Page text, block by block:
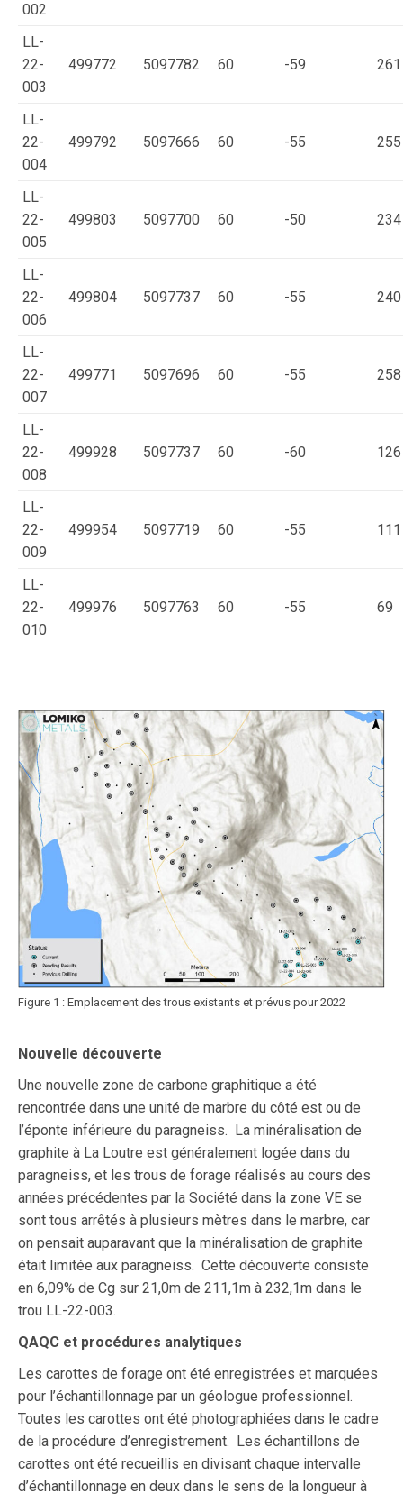
002
LL-
22-
003
499772 5097782 60 -59 261
LL-
22-
004
499792 5097666 60 -55 255
LL-
22-
005
499803 5097700 60 -50 234
LL-
22-
006
499804 5097737 60 -55 240
LL-
22-
007
499771 5097696 60 -55 258
LL-
22-
008
499928 5097737 60 -60 126
LL-
22-
009
499954 5097719 60 -55 111
LL-
22-
010
499976 5097763 60 -55 69
Figure 1 : Emplacement des trous existants et prévus pour 2022
Nouvelle découverte
Une nouvelle zone de carbone graphitique a été
rencontrée dans une unité de marbre du côté est ou de
l’éponte inférieure du paragneiss. La minéralisation de
graphite à La Loutre est généralement logée dans du
paragneiss, et les trous de forage réalisés au cours des
années précédentes par la Société dans la zone VE se
sont tous arrêtés à plusieurs mètres dans le marbre, car
on pensait auparavant que la minéralisation de graphite
était limitée aux paragneiss. Cette découverte consiste
en 6,09% de Cg sur 21,0m de 211,1m à 232,1m dans le
trou LL-22-003.
QAQC et procédures analytiques
Les carottes de forage ont été enregistrées et marquées
pour l’échantillonnage par un géologue professionnel.
Toutes les carottes ont été photographiées dans le cadre
de la procédure d’enregistrement. Les échantillons de
carottes ont été recueillis en divisant chaque intervalle
d’échantillonnage en deux dans le sens de la longueur à